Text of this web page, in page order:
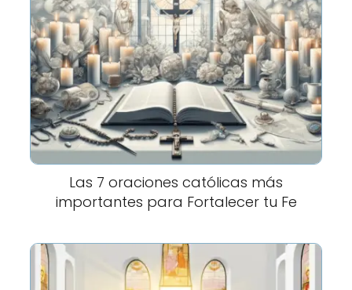
Las 7 oraciones católicas más
importantes para Fortalecer tu Fe